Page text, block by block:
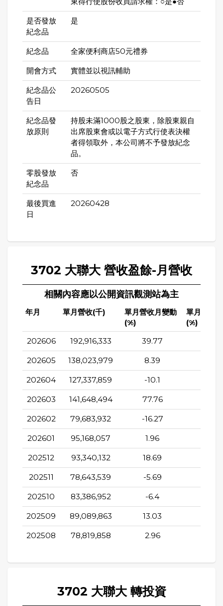
是否發放
紀念品
是
紀念品 全家便利商店50元禮券
開會方式 實體並以視訊輔助
紀念品公
告日
20260505
紀念品發
放原則
持股未滿1000股之股東，除股東親自
出席股東會或以電子方式行使表決權
者得領取外，本公司將不予發放紀念
品。
零股發放
紀念品
否
最後買進
日
20260428
3702 大聯大 營收盈餘-月營收
相關內容應以公開資訊觀測站為主
年月 單月營收(千)
單月營收月變動
(%)
單月營收
(%)
202606 192,916,333 39.77
202605 138,023,979 8.39
202604 127,337,859 -10.1
202603 141,648,494 77.76
202602 79,683,932 -16.27
202601 95,168,057 1.96
202512 93,340,132 18.69
202511 78,643,539 -5.69
202510 83,386,952 -6.4
202509 89,089,863 13.03
202508 78,819,858 2.96
3702 大聯大 轉投資